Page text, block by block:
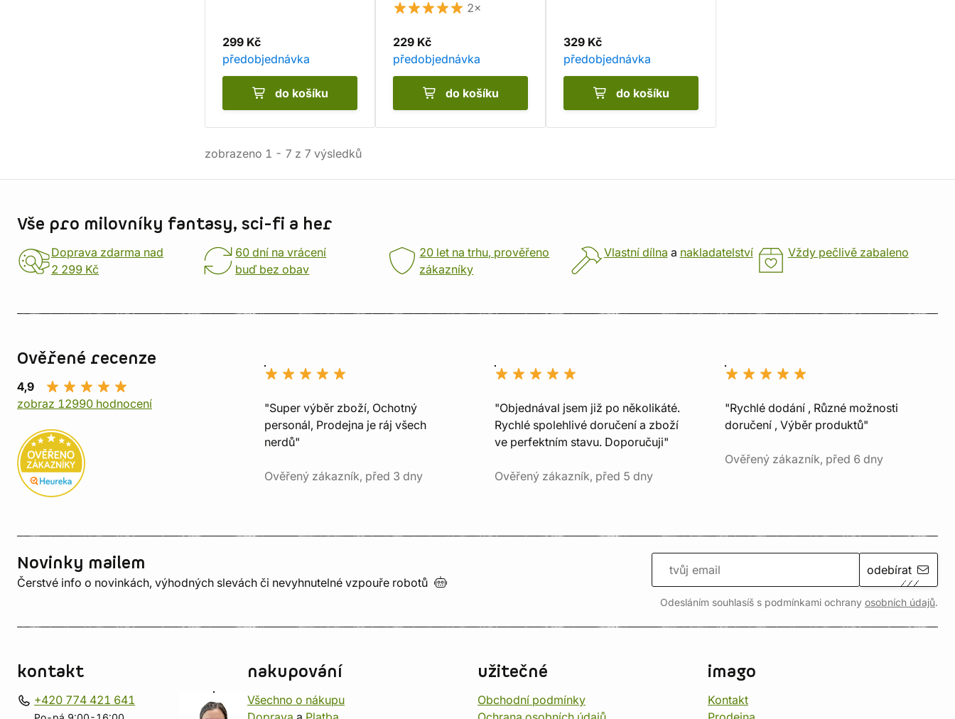
299 Kč
předobjednávka
do košíku
2×
229 Kč
předobjednávka
do košíku
329 Kč
předobjednávka
do košíku
zobrazeno 1 - 7 z 7 výsledků
Vše pro milovníky fantasy, sci-fi a her
Doprava zdarma nad
2 299 Kč
60 dní na vrácení
buď bez obav
20 let na trhu, prověřeno
zákazníky
Vlastní dílna a nakladatelství Vždy pečlivě zabaleno
Ověřené recenze
4,9
zobraz 12990 hodnocení
"Super výběr zboží, Ochotný
personál, Prodejna je ráj všech
nerdů"
Ověřený zákazník, před 3 dny
"Objednával jsem již po několikáté.
Rychlé spolehlivé doručení a zboží
ve perfektním stavu. Doporučuji"
Ověřený zákazník, před 5 dny
"Rychlé dodání , Různé možnosti
doručení , Výběr produktů"
Ověřený zákazník, před 6 dny
Novinky mailem
Čerstvé info o novinkách, výhodných slevách či nevyhnutelné vzpouře robotů
odebírat
Odesláním souhlasíš s podmínkami ochrany osobních údajů.
kontakt
+420 774 421 641
nakupování
Všechno o nákupu
užitečné
Obchodní podmínky
imago
Kontakt